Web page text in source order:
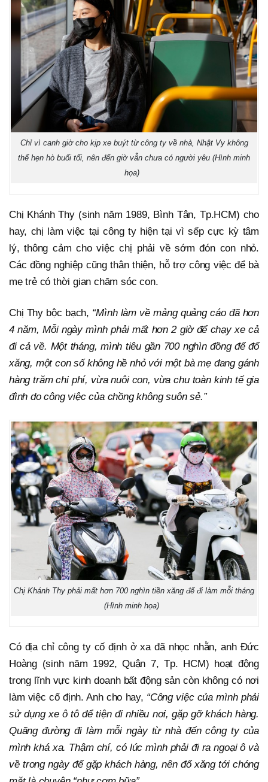
Chỉ vì canh giờ cho kịp xe buýt từ công ty về nhà, Nhật Vy không
thể hẹn hò buổi tối, nên đến giờ vẫn chưa có người yêu (Hình minh
họa)
Chị Khánh Thy (sinh năm 1989, Bình Tân, Tp.HCM) cho
hay, chị làm việc tại công ty hiện tại vì sếp cực kỳ tâm
lý, thông cảm cho việc chị phải về sớm đón con nhỏ.
Các đồng nghiệp cũng thân thiện, hỗ trợ công việc để bà
mẹ trẻ có thời gian chăm sóc con.
Chị Thy bộc bạch, “Mình làm về mảng quảng cáo đã hơn
4 năm, Mỗi ngày mình phải mất hơn 2 giờ để chạy xe cả
đi cả về. Một tháng, mình tiêu gần 700 nghìn đồng để đổ
xăng, một con số không hề nhỏ với một bà mẹ đang gánh
hàng trăm chi phí, vừa nuôi con, vừa chu toàn kinh tế gia
đình do công việc của chồng không suôn sẻ.”
Chị Khánh Thy phải mất hơn 700 nghìn tiền xăng để đi làm mỗi tháng
(Hình minh họa)
Có địa chỉ công ty cố định ở xa đã nhọc nhằn, anh Đức
Hoàng (sinh năm 1992, Quận 7, Tp. HCM) hoạt động
trong lĩnh vực kinh doanh bất động sản còn không có nơi
làm việc cố định. Anh cho hay, “Công việc của mình phải
sử dụng xe ô tô để tiện đi nhiều nơi, gặp gỡ khách hàng.
Quãng đường đi làm mỗi ngày từ nhà đến công ty của
mình khá xa. Thậm chí, có lúc mình phải đi ra ngoại ô và
về trong ngày để gặp khách hàng, nên đổ xăng tới chóng